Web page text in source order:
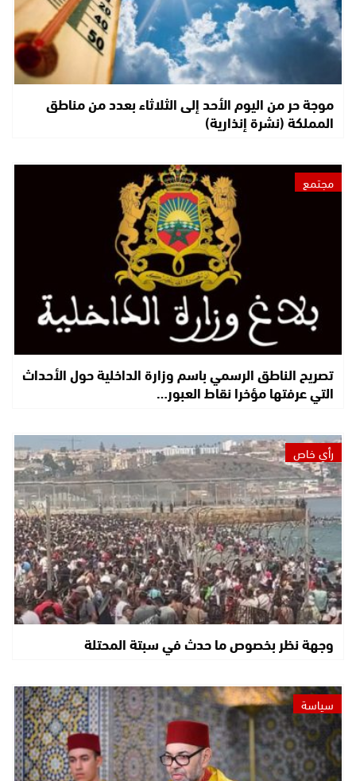
موجة حر من اليوم الأحد إلى الثلاثاء بعدد من مناطق
المملكة (نشرة إنذارية)
مجتمع
تصريح الناطق الرسمي باسم وزارة الداخلية حول الأحداث
التي عرفتها مؤخرا نقاط العبور…
رأي خاص
وجهة نظر بخصوص ما حدث في سبتة المحتلة
سياسة